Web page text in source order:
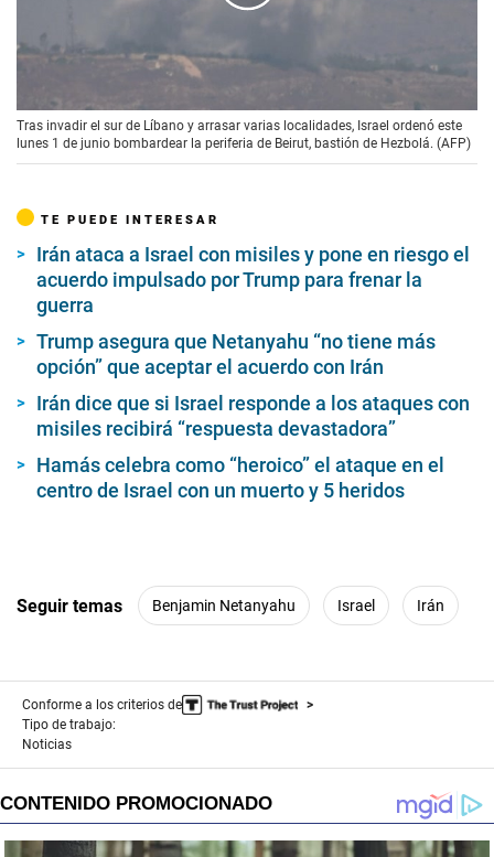
Tras invadir el sur de Líbano y arrasar varias localidades, Israel ordenó este
lunes 1 de junio bombardear la periferia de Beirut, bastión de Hezbolá. (AFP)
TE PUEDE INTERESAR
Irán ataca a Israel con misiles y pone en riesgo el
acuerdo impulsado por Trump para frenar la
guerra
Trump asegura que Netanyahu “no tiene más
opción” que aceptar el acuerdo con Irán
Irán dice que si Israel responde a los ataques con
misiles recibirá “respuesta devastadora”
Hamás celebra como “heroico” el ataque en el
centro de Israel con un muerto y 5 heridos
Seguir temas Benjamin Netanyahu Israel Irán
Conforme a los criterios de
Tipo de trabajo:
Noticias